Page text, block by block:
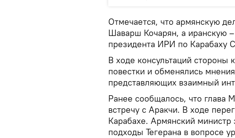
Отмечается, что армянскую
Шаварш Кочарян, а иранскую
президента ИРИ по Карабаху
В ходе консультаций стороны
повестки и обменялись
представляющих взаимный
Ранее сообщалось, что
встречу с Аракчи. В ходе
Карабахе. Армянский министр
подходы Тегерана в вопросе